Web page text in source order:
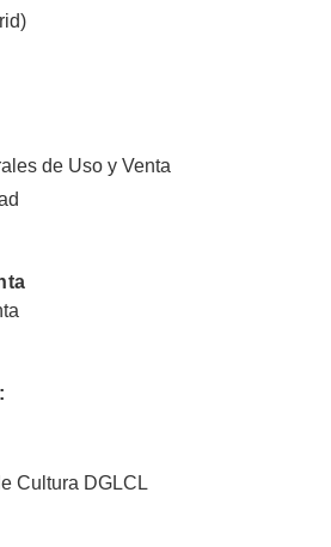
de Uso y Venta